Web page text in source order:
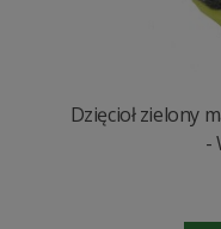
Dzięcioł zielony
-